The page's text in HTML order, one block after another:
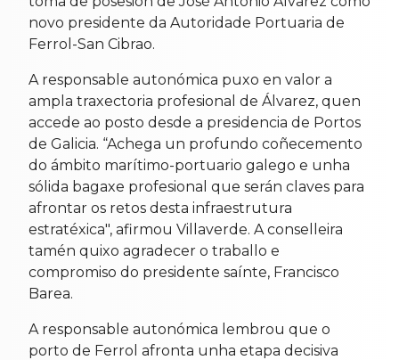
novo presidente da Autoridade Portuaria de
Ferrol-San Cibrao.
A responsable autonómica puxo en valor a
ampla traxectoria profesional de Álvarez, quen
accede ao posto desde a presidencia de Portos
de Galicia. “Achega un profundo coñecemento
do ámbito marítimo-portuario galego e unha
sólida bagaxe profesional que serán claves para
afrontar os retos desta infraestrutura
estratéxica", afirmou Villaverde. A conselleira
tamén quixo agradecer o traballo e
compromiso do presidente saínte, Francisco
Barea.
A responsable autonómica lembrou que o
porto de Ferrol afronta unha etapa decisiva